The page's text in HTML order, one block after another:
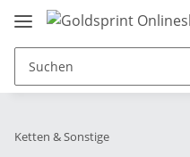
Ketten & Sonstige